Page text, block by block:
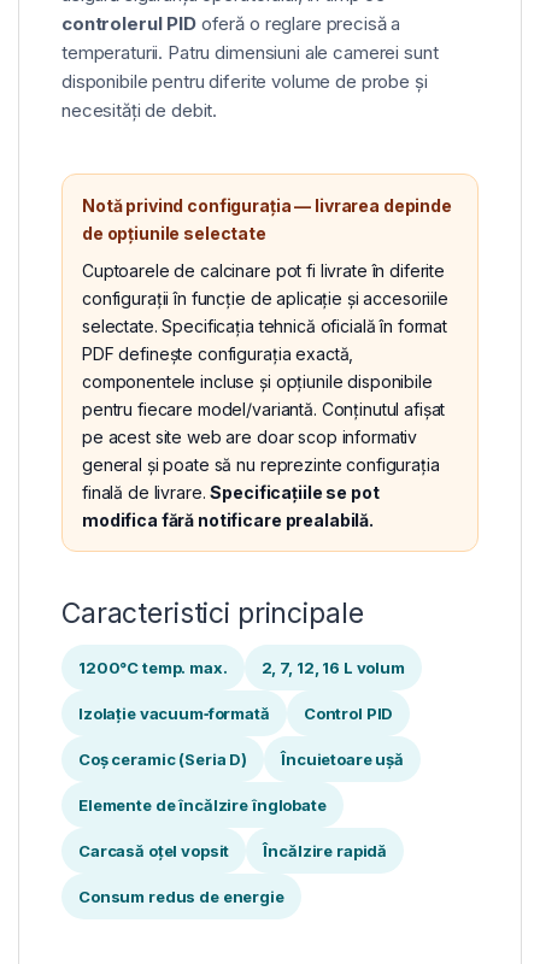
controlerul PIDoferă o reglare precisă a
temperaturii. Patru dimensiuni ale camerei sunt
disponibile pentru diferite volume de probe și
necesități de debit.
Notă privind configurația — livrarea depinde
de opțiunile selectate
Cuptoarele de calcinare pot fi livrate în diferite
configurații în funcție de aplicație și accesoriile
selectate. Specificația tehnică oficială în format
PDF definește configurația exactă,
componentele incluse și opțiunile disponibile
pentru fiecare model/variantă. Conținutul afișat
pe acest site web are doar scop informativ
general și poate să nu reprezinte configurația
finală de livrare.Specificațiile se pot
modifica fără notificare prealabilă.
Caracteristici principale
1200°C temp. max. 2, 7, 12, 16 L volum
Izolație vacuum‑formată Control PID
Coș ceramic (Seria D) Încuietoare ușă
Elemente de încălzire înglobate
Carcasă oțel vopsit Încălzire rapidă
Consum redus de energie